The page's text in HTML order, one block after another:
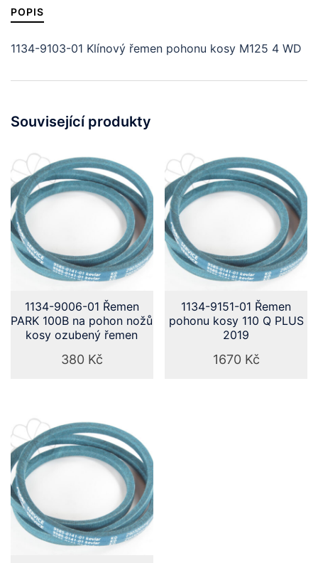
4
WD
množství
POPIS
1134-9103-01 Klínový řemen pohonu kosy M125 4 WD
Související produkty
1134-9006-01 Řemen
PARK 100B na pohon nožů
kosy ozubený řemen
380 Kč
1134-9151-01 Řemen
pohonu kosy 110 Q PLUS
2019
1670 Kč